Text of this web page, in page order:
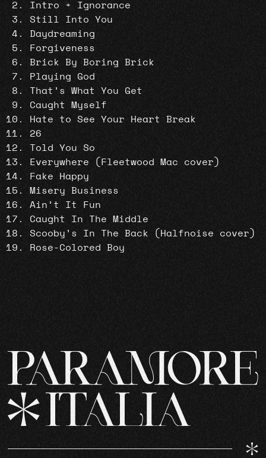
Intro + Ignorance
Still Into You
Daydreaming
Forgiveness
Brick By Boring Brick
Playing God
That’s What You Get
Caught Myself
Hate to See Your Heart Break
26
Told You So
Everywhere (Fleetwood Mac cover)
Fake Happy
Misery Business
Ain’t It Fun
Caught In The Middle
Scooby’s In The Back (Halfnoise cover)
Rose-Colored Boy